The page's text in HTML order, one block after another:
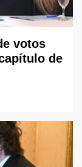
votos
de